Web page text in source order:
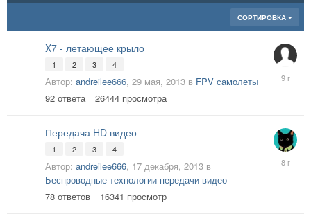
СОРТИРОВКА
X7 - летающее крыло
1 2 3 4
Автор: andreilee666, 29 мая, 2013 в FPV самолеты
92 ответа 26444 просмотра
20
июня,
Передача HD видео
1 2 3 4
Автор: andreilee666, 17 декабря, 2013 в
Беспроводные технологии передачи видео
78 ответов 16341 просмотр
12
апреля,